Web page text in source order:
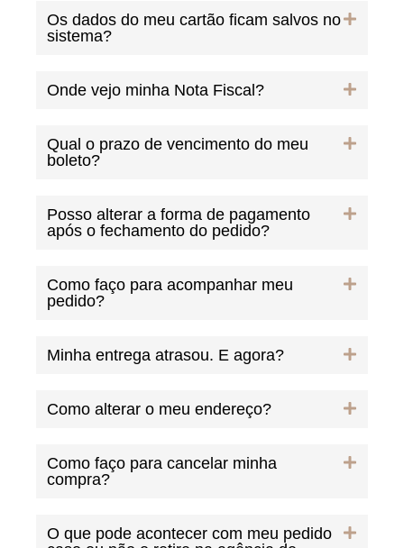
Os dados do meu cartão ficam salvos no
sistema?
Onde vejo minha Nota Fiscal?
Qual o prazo de vencimento do meu
boleto?
Posso alterar a forma de pagamento
após o fechamento do pedido?
Como faço para acompanhar meu
pedido?
Minha entrega atrasou. E agora?
Como alterar o meu endereço?
Como faço para cancelar minha
compra?
O que pode acontecer com meu pedido